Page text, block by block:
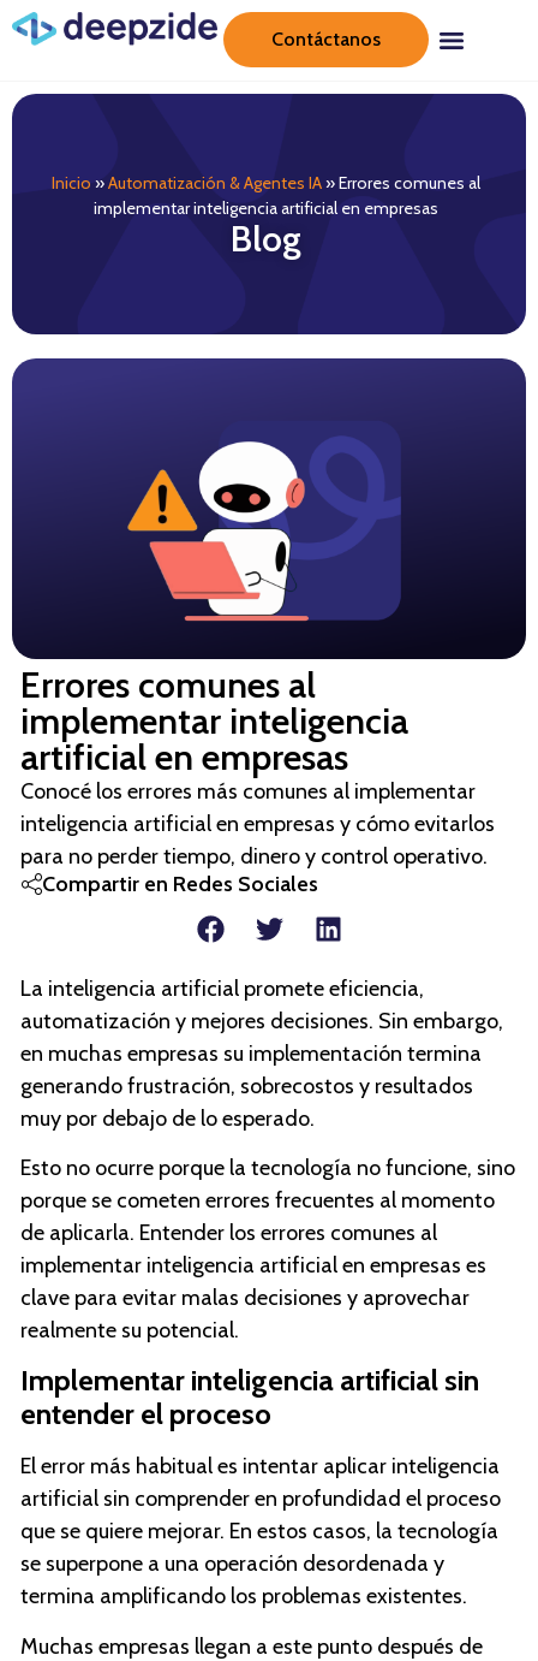
Contáctanos
Inicio »Automatización & Agentes IA»Errores comunes al
implementar inteligencia artificial en empresas
Blog
Errores comunes al
implementar inteligencia
artificial en empresas
Conocé los errores más comunes al implementar
inteligencia artificial en empresas y cómo evitarlos
para no perder tiempo, dinero y control operativo.
Compartir en Redes Sociales
La inteligencia artificial promete eficiencia,
automatización y mejores decisiones. Sin embargo,
en muchas empresas su implementación termina
generando frustración, sobrecostos y resultados
muy por debajo de lo esperado.
Esto no ocurre porque la tecnología no funcione, sino
porque se cometen errores frecuentes al momento
de aplicarla. Entender los errores comunes al
implementar inteligencia artificial en empresas es
clave para evitar malas decisiones y aprovechar
realmente su potencial.
Implementar inteligencia artificial sin
entender el proceso
El error más habitual es intentar aplicar inteligencia
artificial sin comprender en profundidad el proceso
que se quiere mejorar. En estos casos, la tecnología
se superpone a una operación desordenada y
termina amplificando los problemas existentes.
Muchas empresas llegan a este punto después de